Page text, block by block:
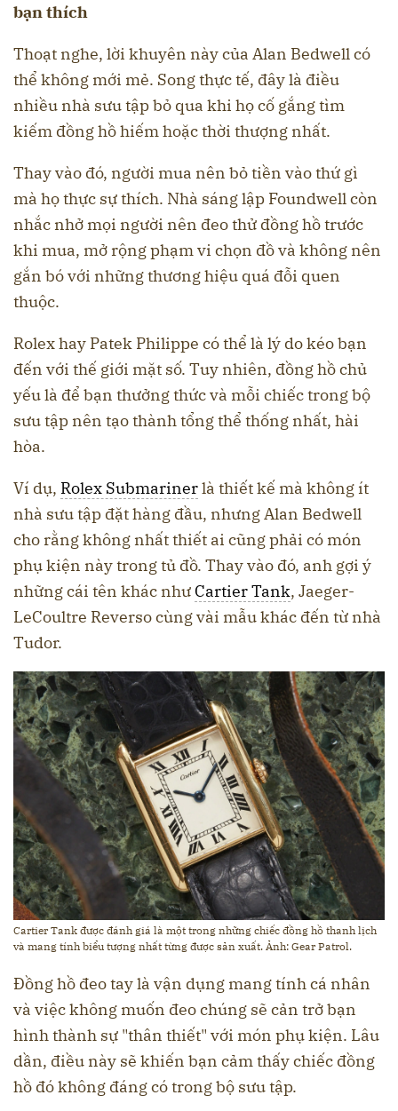
bạn thích
Thoạt nghe, lời khuyên này của Alan Bedwell có
thể không mới mẻ. Song thực tế, đây là điều
nhiều nhà sưu tập bỏ qua khi họ cố gắng tìm
kiếm đồng hồ hiếm hoặc thời thượng nhất.
Thay vào đó, người mua nên bỏ tiền vào thứ gì
mà họ thực sự thích. Nhà sáng lập Foundwell còn
nhắc nhở mọi người nên đeo thử đồng hồ trước
khi mua, mở rộng phạm vi chọn đồ và không nên
gắn bó với những thương hiệu quá đỗi quen
thuộc.
Rolex hay Patek Philippe có thể là lý do kéo bạn
đến với thế giới mặt số. Tuy nhiên, đồng hồ chủ
yếu là để bạn thưởng thức và mỗi chiếc trong bộ
sưu tập nên tạo thành tổng thể thống nhất, hài
hòa.
Ví dụ, Rolex Submarinerlà thiết kế mà không ít
nhà sưu tập đặt hàng đầu, nhưng Alan Bedwell
cho rằng không nhất thiết ai cũng phải có món
phụ kiện này trong tủ đồ. Thay vào đó, anh gợi ý
những cái tên khác như Cartier Tank, Jaeger-
LeCoultre Reverso cùng vài mẫu khác đến từ nhà
Tudor.
Cartier Tank được đánh giá là một trong những chiếc đồng hồ thanh lịch
và mang tính biểu tượng nhất từng được sản xuất. Ảnh: Gear Patrol.
Đồng hồ đeo tay là vận dụng mang tính cá nhân
và việc không muốn đeo chúng sẽ cản trở bạn
hình thành sự "thân thiết" với món phụ kiện. Lâu
dần, điều này sẽ khiến bạn cảm thấy chiếc đồng
hồ đó không đáng có trong bộ sưu tập.